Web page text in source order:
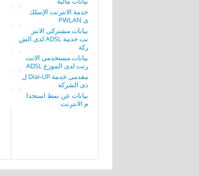
خدمة الانترنت الإسلك
ى PWLAN
بيانات مشتركى الانتر
نت خدمة ADSL لدى الش
ركة
بيانات مستخدمى الانت
رنت لدى الموزع ADSL
مقدمى خدمة Diai-UP ل
دى الشركة
بيانات عن نمط استخدا
م الانترنت